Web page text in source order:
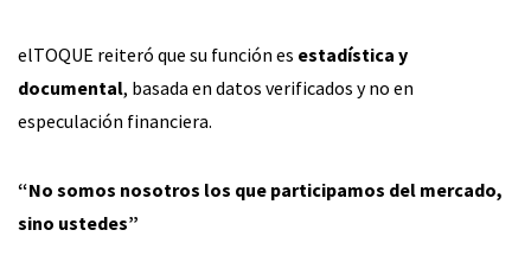
elTOQUE reiteró que su función es estadística y
documental, basada en datos verificados y no en
especulación financiera.
“No somos nosotros los que participamos del mercado,
sino ustedes”